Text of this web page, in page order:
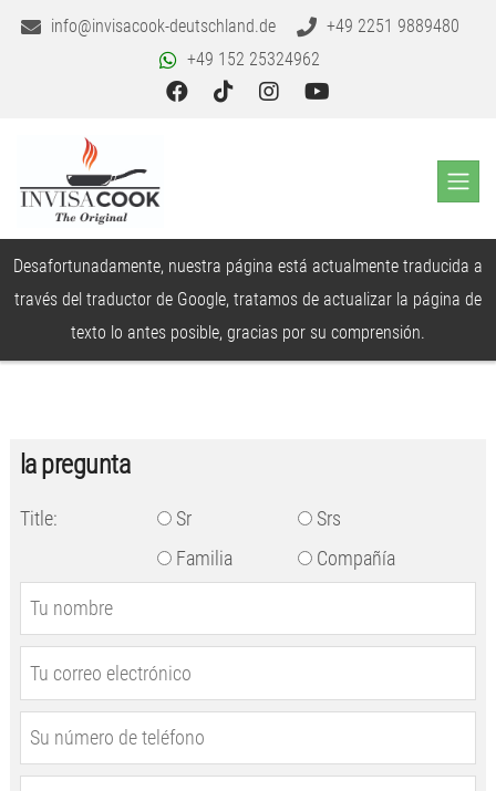
info@invisacook-deutschland.de
+49 2251 9889480
+49 152 25324962
Desafortunadamente, nuestra página está actualmente traducida a
través del traductor de Google, tratamos de actualizar la página de
texto lo antes posible, gracias por su comprensión.
la pregunta
Title: Sr
Srs
Familia
Compañía